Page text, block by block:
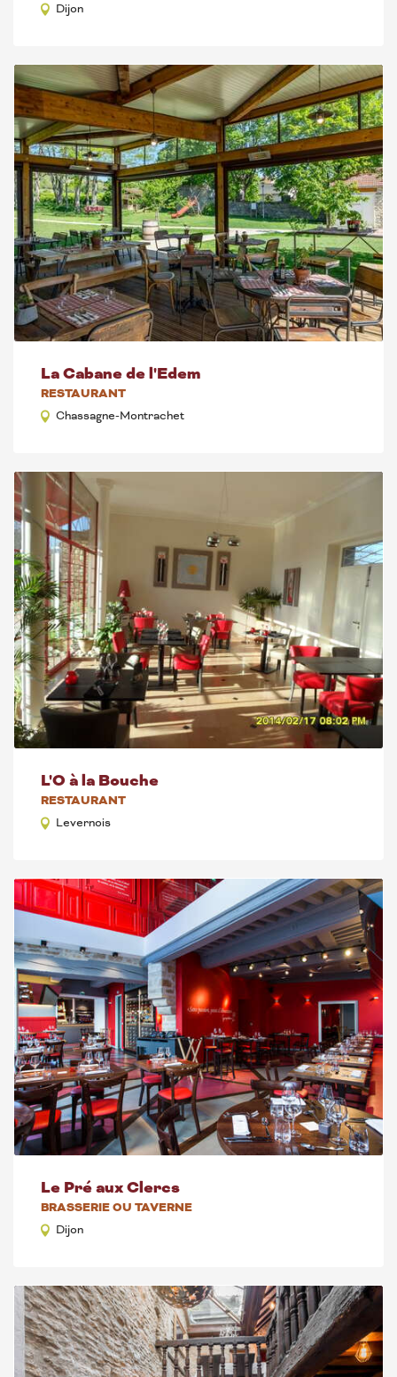
Dijon
La Cabane de l'Edem
RESTAURANT
Chassagne-Montrachet
L'O à la Bouche
RESTAURANT
Levernois
Le Pré aux Clercs
BRASSERIE OU TAVERNE
Dijon